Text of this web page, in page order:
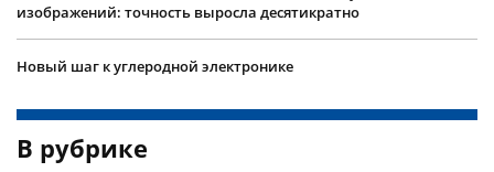
изображений: точность выросла десятикратно
Новый шаг к углеродной электронике
В рубрике